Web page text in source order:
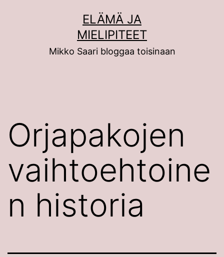
ELÄMÄ JA
MIELIPITEET
Mikko Saari bloggaa toisinaan
Orjapakojen
vaihtoehtoine
n historia